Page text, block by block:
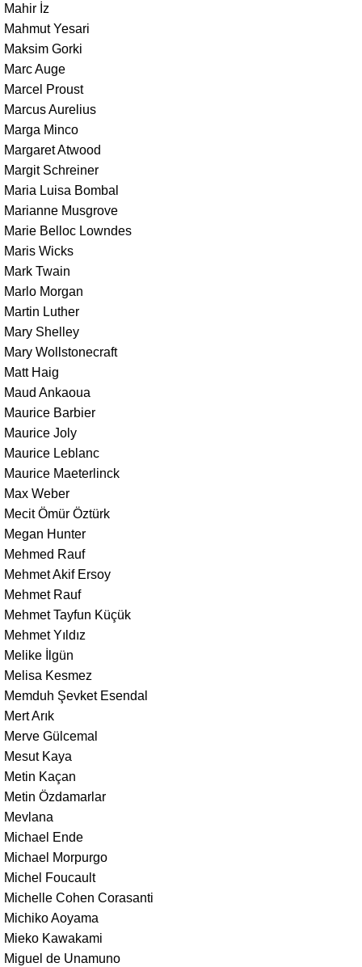
Mahir İz
Mahmut Yesari
Maksim Gorki
Marc Auge
Marcel Proust
Marcus Aurelius
Marga Minco
Margaret Atwood
Margit Schreiner
Maria Luisa Bombal
Marianne Musgrove
Marie Belloc Lowndes
Maris Wicks
Mark Twain
Marlo Morgan
Martin Luther
Mary Shelley
Mary Wollstonecraft
Matt Haig
Maud Ankaoua
Maurice Barbier
Maurice Joly
Maurice Leblanc
Maurice Maeterlinck
Max Weber
Mecit Ömür Öztürk
Megan Hunter
Mehmed Rauf
Mehmet Akif Ersoy
Mehmet Rauf
Mehmet Tayfun Küçük
Mehmet Yıldız
Melike İlgün
Melisa Kesmez
Memduh Şevket Esendal
Mert Arık
Merve Gülcemal
Mesut Kaya
Metin Kaçan
Metin Özdamarlar
Mevlana
Michael Ende
Michael Morpurgo
Michel Foucault
Michelle Cohen Corasanti
Michiko Aoyama
Mieko Kawakami
Miguel de Unamuno